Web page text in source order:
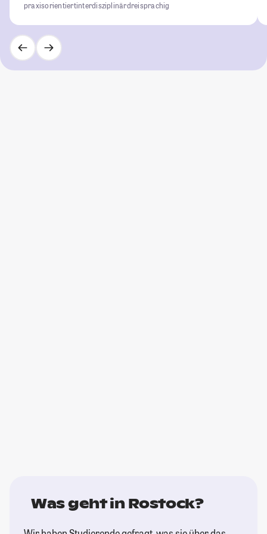
praxisorientiertinterdisziplinärdreisprachig
Was geht in Rostock?